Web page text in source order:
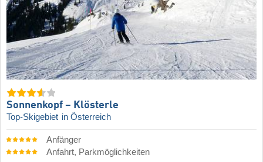
Sonnenkopf – Klösterle
Top-Skigebiet in Österreich
Anfänger
Anfahrt, Parkmöglichkeiten